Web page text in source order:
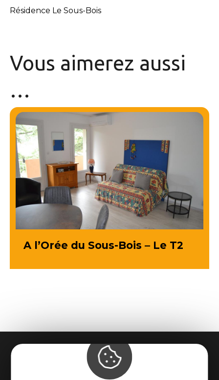
Résidence Le Sous-Bois
Vous aimerez aussi
…
A l’Orée du Sous-Bois – Le T2